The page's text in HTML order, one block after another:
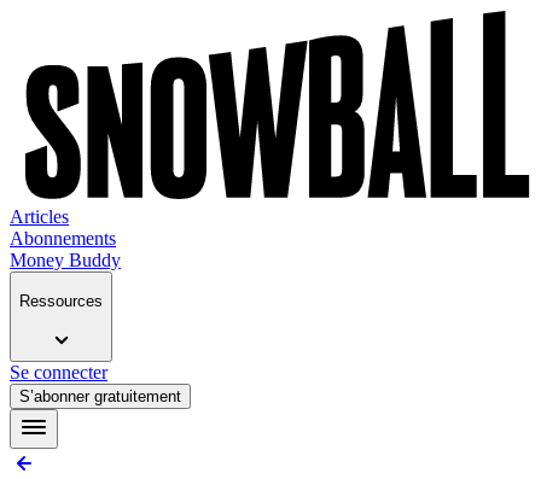
Articles
Abonnements
Money Buddy
Ressources
Se connecter
S’abonner gratuitement